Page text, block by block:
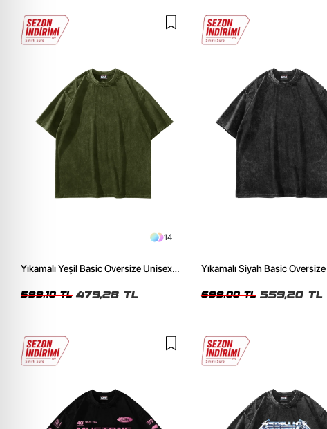
14
Yıkamalı Yeşil Basic Oversize Unisex
599,10 TL 479,28 TL
Yıkamalı Siyah Basic
699,00 TL 559,20 TL